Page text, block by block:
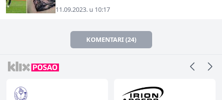
11.09.2023. u 10:17
KOMENTARI (24)